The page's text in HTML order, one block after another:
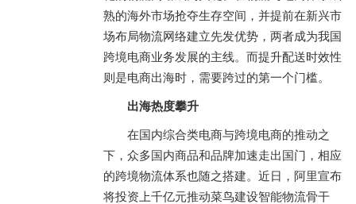
熟的海外市场抢夺生存空间，并提前在新兴市
场布局物流网络建立先发优势，两者成为我国
跨境电商业务发展的主线。而提升配送时效性
则是电商出海时，需要跨过的第一个门槛。
出海热度攀升
在国内综合类电商与跨境电商的推动之
下，众多国内商品和品牌加速走出国门，相应
的跨境物流体系也随之搭建。近日，阿里宣布
将投资上千亿元推动菜鸟建设智能物流骨干